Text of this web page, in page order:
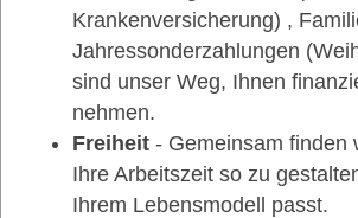
Krankenversicherung) ,
Jahressonderzahlungen
sind unser Weg, Ihnen
nehmen.
Freiheit - Gemeinsam finden
Ihre Arbeitszeit so zu
Ihrem Lebensmodell passt.